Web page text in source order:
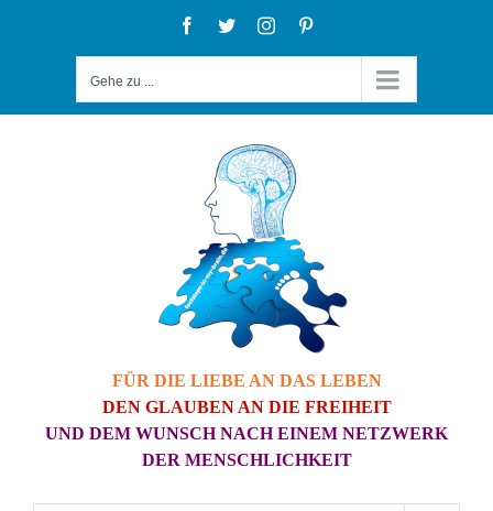
Facebook
TwitterInstagram
Gehe zu ...
FÜR DIE LIEBE AN DAS LEBEN
DEN GLAUBEN AN DIE FREIHEIT
UND DEM WUNSCH NACH EINEM NETZWERK
DER MENSCHLICHKEIT